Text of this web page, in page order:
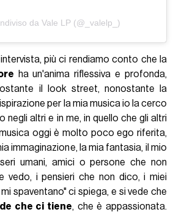
da Vale LP (@_valelp_)
più ci rendiamo conto che la
ha un'anima riflessiva e profonda,
il look street, nonostante la
per la mia musica io la cerco
altri e in me, in quello che gli altri
oggi è molto poco ego riferita,
immaginazione, la mia fantasia, il mio
umani, amici o persone che non
vedo, i pensieri che non dico, i miei
spaventano" ci spiega, e si vede che
che ci tiene, che è appassionata.